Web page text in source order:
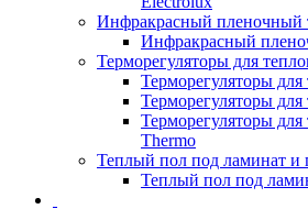
Инфракрасный пленочный
Инфракрасный
Терморегуляторы для
Терморегуляторы
Терморегуляторы
Терморегуляторы
Thermo
Теплый пол под ламинат и
Теплый пол под